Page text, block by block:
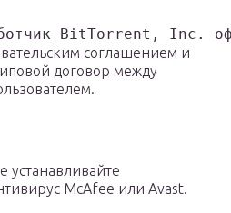
BitTorrent, Inc.
соглашением и
договор между
устанавливайте
McAfee или Avast.